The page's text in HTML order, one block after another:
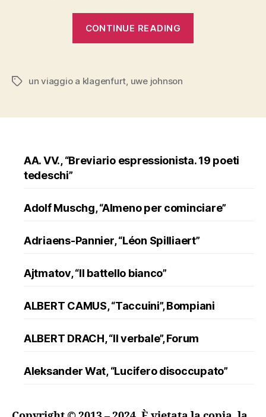
CONTINUE READING
Tagsun viaggio a klagenfurt uwe johnson
AA. VV., “Breviario espressionista. 19 poeti
tedeschi”
Adolf Muschg, “Almeno per cominciare”
Adriaens-Pannier, “Léon Spilliaert”
Ajtmatov, “Il battello bianco”
ALBERT CAMUS, “Taccuini”, Bompiani
ALBERT DRACH, “Il verbale”, Forum
Aleksander Wat, “Lucifero disoccupato”